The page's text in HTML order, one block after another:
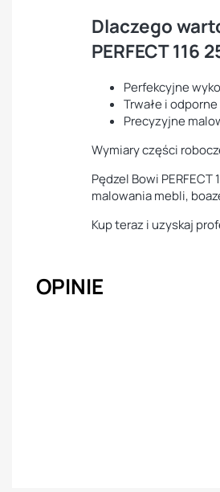
Dlaczego
PERFECT 116
Perfekcyjne
Trwałe i
Precyzyjne
Wymiary części
Pędzel Bowi
malowania mebli,
Kup teraz i uzyskaj
OPINIE